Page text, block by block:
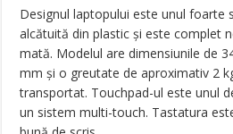
Designul laptopului este unul foarte
alcătuită din plastic și este complet
mată. Modelul are dimensiunile de
mm și o greutate de aproximativ 2
transportat. Touchpad-ul este unul
un sistem multi-touch. Tastatura